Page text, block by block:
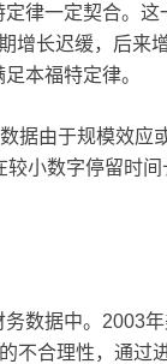
律一定契合。
增长迟缓，后来
本福特定律。
据由于规模效
小数字停留时
数据中。2003
不合理性，通过